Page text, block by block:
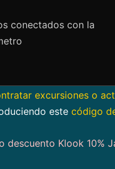
excursiones o
este código